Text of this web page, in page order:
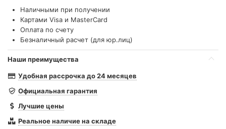
Наличными при получении
Картами Visa и MasterCard
Оплата по счету
Безналичный расчет (для юр.лиц)
Наши преимущества
Удобная рассрочка до 24 месяцев
Официальная гарантия
Лучшие цены
Реальное наличие на складе